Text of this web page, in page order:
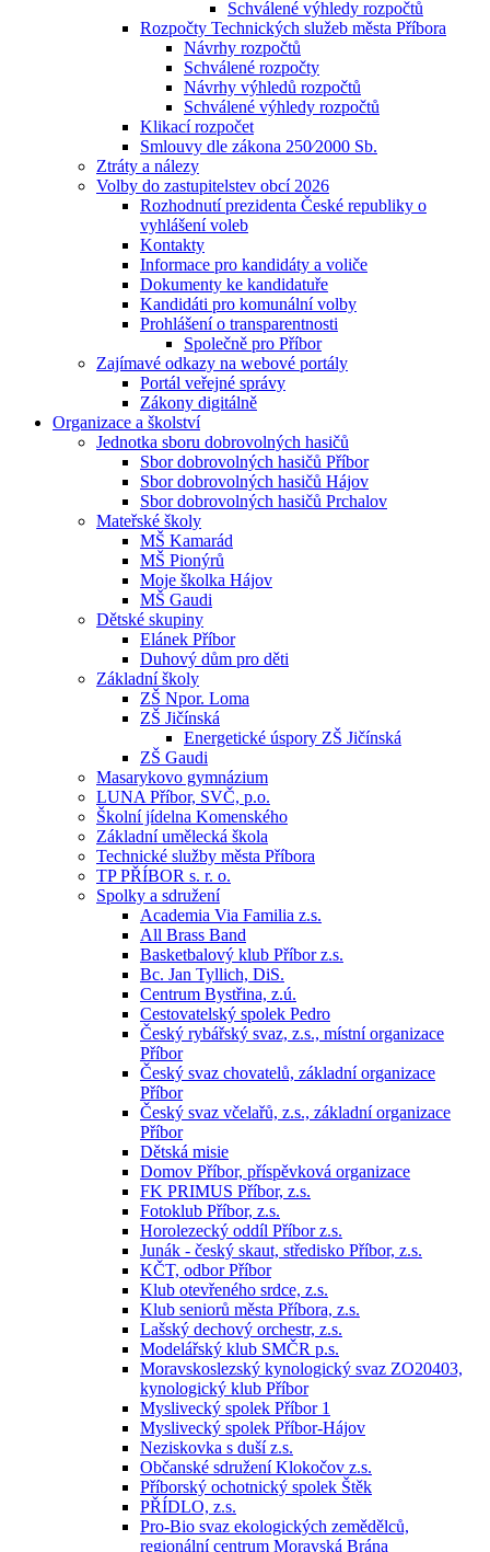
Schválené výhledy rozpočtů
Rozpočty Technických služeb města Příbora
Návrhy rozpočtů
Schválené rozpočty
Návrhy výhledů rozpočtů
Schválené výhledy rozpočtů
Klikací rozpočet
Smlouvy dle zákona 250⁄2000 Sb.
Ztráty a nálezy
Volby do zastupitelstev obcí 2026
Rozhodnutí prezidenta České republiky o
vyhlášení voleb
Kontakty
Informace pro kandidáty a voliče
Dokumenty ke kandidatuře
Kandidáti pro komunální volby
Prohlášení o transparentnosti
Společně pro Příbor
Zajímavé odkazy na webové portály
Portál veřejné správy
Zákony digitálně
Organizace a školství
Jednotka sboru dobrovolných hasičů
Sbor dobrovolných hasičů Příbor
Sbor dobrovolných hasičů Hájov
Sbor dobrovolných hasičů Prchalov
Mateřské školy
MŠ Kamarád
MŠ Pionýrů
Moje školka Hájov
MŠ Gaudi
Dětské skupiny
Elánek Příbor
Duhový dům pro děti
Základní školy
ZŠ Npor. Loma
ZŠ Jičínská
Energetické úspory ZŠ Jičínská
ZŠ Gaudi
Masarykovo gymnázium
LUNA Příbor, SVČ, p.o.
Školní jídelna Komenského
Základní umělecká škola
Technické služby města Příbora
TP PŘÍBOR s. r. o.
Spolky a sdružení
Academia Via Familia z.s.
All Brass Band
Basketbalový klub Příbor z.s.
Bc. Jan Tyllich, DiS.
Centrum Bystřina, z.ú.
Cestovatelský spolek Pedro
Český rybářský svaz, z.s., místní organizace
Příbor
Český svaz chovatelů, základní organizace
Příbor
Český svaz včelařů, z.s., základní organizace
Příbor
Dětská misie
Domov Příbor, příspěvková organizace
FK PRIMUS Příbor, z.s.
Fotoklub Příbor, z.s.
Horolezecký oddíl Příbor z.s.
Junák - český skaut, středisko Příbor, z.s.
KČT, odbor Příbor
Klub otevřeného srdce, z.s.
Klub seniorů města Příbora, z.s.
Lašský dechový orchestr, z.s.
Modelářský klub SMČR p.s.
Moravskoslezský kynologický svaz ZO20403,
kynologický klub Příbor
Myslivecký spolek Příbor 1
Myslivecký spolek Příbor-Hájov
Neziskovka s duší z.s.
Občanské sdružení Klokočov z.s.
Příborský ochotnický spolek Štěk
PŘÍDLO, z.s.
Pro-Bio svaz ekologických zemědělců,
regionální centrum Moravská Brána